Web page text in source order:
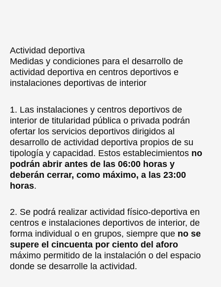
Actividad deportiva
Medidas y condiciones para el desarrollo de
actividad deportiva en centros deportivos e
instalaciones deportivas de interior
1. Las instalaciones y centros deportivos de
interior de titularidad pública o privada podrán
ofertar los servicios deportivos dirigidos al
desarrollo de actividad deportiva propios de su
tipología y capacidad. Estos establecimientos no
podrán abrir antes de las 06:00 horas y
deberán cerrar, como máximo, a las 23:00
horas.
2. Se podrá realizar actividad físico-deportiva en
centros e instalaciones deportivos de interior, de
forma individual o en grupos, siempre que no se
supere el cincuenta por ciento del aforo
máximo permitido de la instalación o del espacio
donde se desarrolle la actividad.